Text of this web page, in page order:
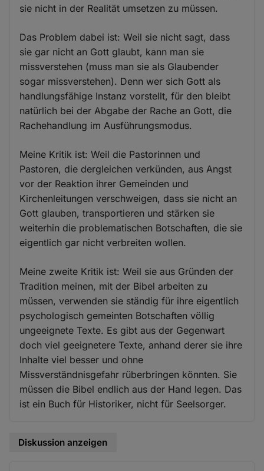
sie nicht in der Realität umsetzen zu müssen.
Das Problem dabei ist: Weil sie nicht sagt, dass
sie gar nicht an Gott glaubt, kann man sie
missverstehen (muss man sie als Glaubender
sogar missverstehen). Denn wer sich Gott als
handlungsfähige Instanz vorstellt, für den bleibt
natürlich bei der Abgabe der Rache an Gott, die
Rachehandlung im Ausführungsmodus.
Meine Kritik ist: Weil die Pastorinnen und
Pastoren, die dergleichen verkünden, aus Angst
vor der Reaktion ihrer Gemeinden und
Kirchenleitungen verschweigen, dass sie nicht an
Gott glauben, transportieren und stärken sie
weiterhin die problematischen Botschaften, die sie
eigentlich gar nicht verbreiten wollen.
Meine zweite Kritik ist: Weil sie aus Gründen der
Tradition meinen, mit der Bibel arbeiten zu
müssen, verwenden sie ständig für ihre eigentlich
psychologisch gemeinten Botschaften völlig
ungeeignete Texte. Es gibt aus der Gegenwart
doch viel geeignetere Texte, anhand derer sie ihre
Inhalte viel besser und ohne
Missverständnisgefahr rüberbringen könnten. Sie
müssen die Bibel endlich aus der Hand legen. Das
ist ein Buch für Historiker, nicht für Seelsorger.
Diskussion anzeigen